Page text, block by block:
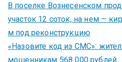
В поселке Вознесенском
участок 12 соток, на нем —
м под реконструкцию
«Назовите код из СМС»:
мошенникам 568 000 рублей